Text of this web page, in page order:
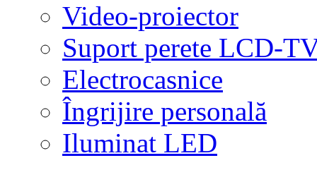
Video-proiector
Suport perete LCD-
Electrocasnice
Îngrijire personală
Iluminat LED